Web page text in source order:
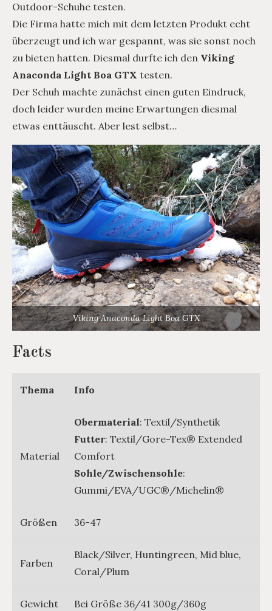
Outdoor-Schuhe testen.
Die Firma hatte mich mit dem letzten Produkt echt
überzeugt und ich war gespannt, was sie sonst noch
zu bieten hatten. Diesmal durfte ich den Viking
Anaconda Light Boa GTX testen.
Der Schuh machte zunächst einen guten Eindruck,
doch leider wurden meine Erwartungen diesmal
etwas enttäuscht. Aber lest selbst…
Viking Anaconda Light Boa GTX
Facts
Thema Info
Material
Obermaterial: Textil/Synthetik
Futter: Textil/Gore-Tex® Extended
Comfort
Sohle/Zwischensohle:
Gummi/EVA/UGC®/Michelin®
Größen 36-47
Farben
Black/Silver, Huntingreen, Mid blue,
Coral/Plum
Gewicht Bei Größe 36/41 300g/360g